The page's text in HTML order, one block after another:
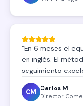
“En 6 meses el
en inglés. El
seguimiento
CM Carlos M.
Director